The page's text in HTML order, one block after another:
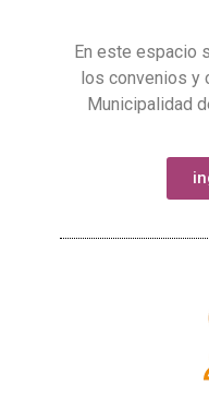
En este espacio
los convenios y
Municipalidad